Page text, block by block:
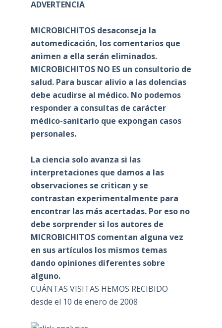
ADVERTENCIA
MICROBICHITOS desaconseja la
automedicación, los comentarios que
animen a ella serán eliminados.
MICROBICHITOS NO ES un consultorio de
salud. Para buscar alivio a las dolencias
debe acudirse al médico. No podemos
responder a consultas de carácter
médico-sanitario que expongan casos
personales.
La ciencia solo avanza si las
interpretaciones que damos a las
observaciones se critican y se
contrastan experimentalmente para
encontrar las más acertadas. Por eso no
debe sorprender si los autores de
MICROBICHITOS comentan alguna vez
en sus artículos los mismos temas
dando opiniones diferentes sobre
alguno.
CUÁNTAS VISITAS HEMOS RECIBIDO
desde el 10 de enero de 2008